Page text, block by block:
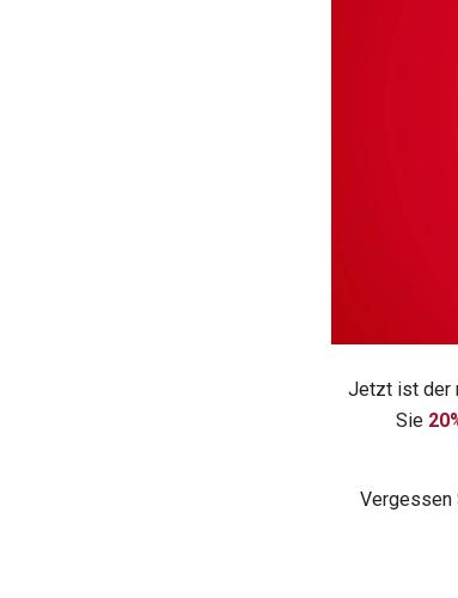
Jetzt ist der
Sie
Vergessen